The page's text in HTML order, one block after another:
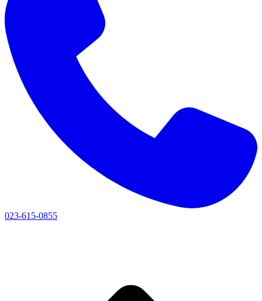
023-615-0855